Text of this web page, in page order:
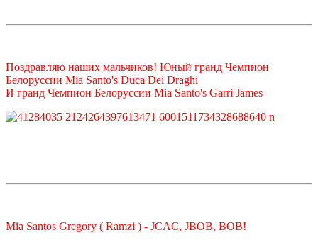
Поздравляю наших мальчиков! Юный гранд Чемпион
Белоруссии Mia Santo's Duca Dei Draghi
И гранд Чемпион Белоруссии Mia Santo's Garri James
Mia Santos Gregory ( Ramzi ) - JCAC, JBOB, BOB!